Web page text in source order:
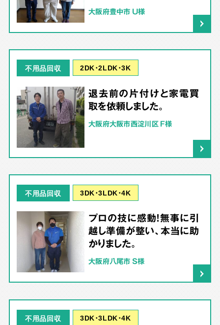
大阪府豊中市 U様
不用品回収 2DK･2LDK･3K
退去前の片付けと家電買
取を依頼しました。
大阪府大阪市西淀川区 F様
不用品回収 3DK･3LDK･4K
プロの技に感動！無事に引
越し準備が整い、本当に助
かりました。
大阪府八尾市 S様
不用品回収 3DK･3LDK･4K